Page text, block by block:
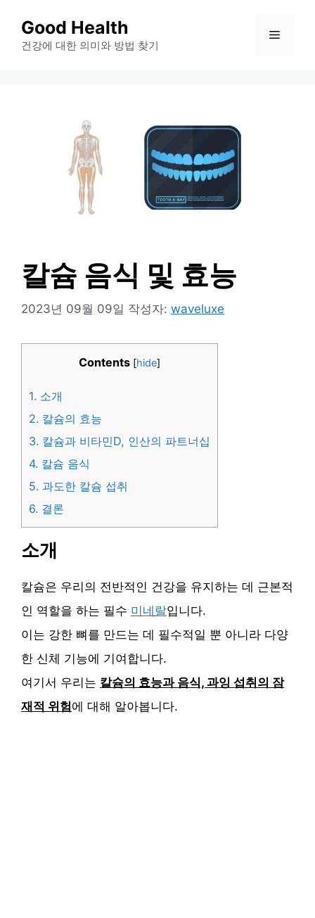
Good Health
건강에 대한 의미와 방법 찾기
메
칼슘 음식 및 효능
2023년 09월 09일 작성자: waveluxe
Contents [hide]
1. 소개
2. 칼슘의 효능
3. 칼슘과 비타민D, 인산의 파트너십
4. 칼슘 음식
5. 과도한 칼슘 섭취
6. 결론
소개
칼슘은 우리의 전반적인 건강을 유지하는 데 근본적
인 역할을 하는 필수 미네랄입니다.
이는 강한 뼈를 만드는 데 필수적일 뿐 아니라 다양
한 신체 기능에 기여합니다.
여기서 우리는 칼슘의 효능과 음식, 과잉 섭취의 잠
재적 위험에 대해 알아봅니다.